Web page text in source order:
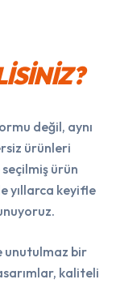
değil, aynı
ürünleri
ürün
yıllarca keyifle
unutulmaz bir
kaliteli